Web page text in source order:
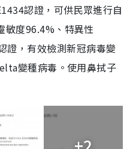
認證，可供民眾進行自
敏度96.4%、特異性
證，有效檢測新冠病毒變
變種病毒。使用鼻拭子